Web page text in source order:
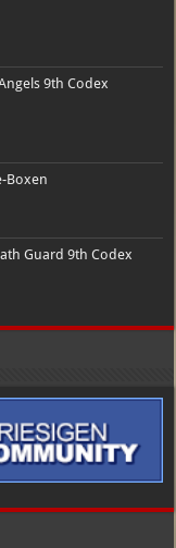
9th Codex
Boxen
Guard 9th Codex